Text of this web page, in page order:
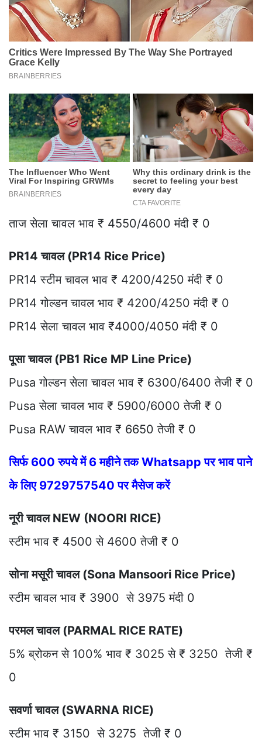
ताज सेला चावल भाव ₹ 4550/4600 मंदी ₹ 0
PR14 चावल (PR14 Rice Price)
PR14 स्टीम चावल भाव ₹ 4200/4250 मंदी ₹ 0
PR14 गोल्डन चावल भाव ₹ 4200/4250 मंदी ₹ 0
PR14 सेला चावल भाव ₹4000/4050 मंदी ₹ 0
पूसा चावल (PB1 Rice MP Line Price)
Pusa गोल्डन सेला चावल भाव ₹ 6300/6400 तेजी ₹ 0
Pusa सेला चावल भाव ₹ 5900/6000 तेजी ₹ 0
Pusa RAW चावल भाव ₹ 6650 तेजी ₹ 0
सिर्फ 600 रुपये में 6 महीने तक Whatsapp पर भाव पाने
के लिए 9729757540 पर मैसेज करें
नूरी चावल NEW (NOORI RICE)
स्टीम भाव ₹ 4500 से 4600 तेजी ₹ 0
सोना मसूरी चावल (Sona Mansoori Rice Price)
स्टीम चावल भाव ₹ 3900 से 3975 मंदी 0
परमल चावल (PARMAL RICE RATE)
5% ब्रोकन से 100% भाव ₹ 3025 से ₹ 3250 तेजी ₹
0
सवर्णा चावल (SWARNA RICE)
स्टीम भाव ₹ 3150 से 3275 तेजी ₹ 0